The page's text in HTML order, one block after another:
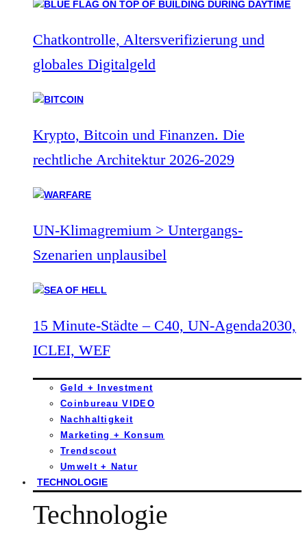
Chatkontrolle, Altersverifizierung und
globales Digitalgeld
Krypto, Bitcoin und Finanzen. Die
rechtliche Architektur 2026-2029
UN-Klimagremium > Untergangs-
Szenarien unplausibel
15 Minute-Städte – C40, UN-Agenda2030,
ICLEI, WEF
Geld + Investment
Coinbureau VIDEO
Nachhaltigkeit
Marketing + Konsum
Trendscout
Umwelt + Natur
TECHNOLOGIE
Technologie